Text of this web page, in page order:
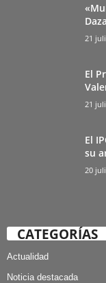
Daza
21
El
21
El
su
20
CATEGORÍAS
Actualidad
Noticia destacada